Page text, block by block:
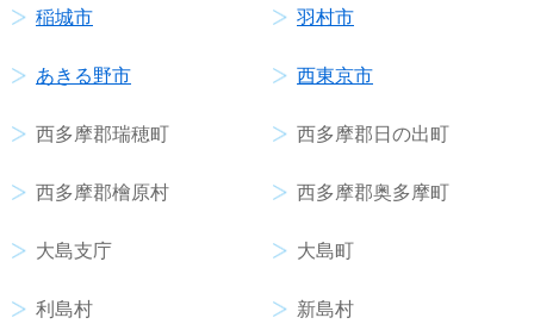
稲城市 羽村市
あきる野市 西東京市
西多摩郡瑞穂町 西多摩郡日の出町
西多摩郡檜原村 西多摩郡奥多摩町
大島支庁 大島町
利島村 新島村